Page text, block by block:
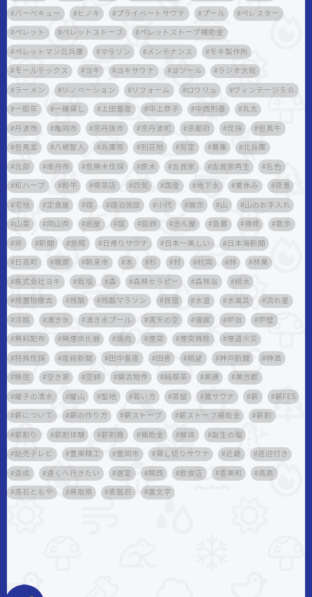
バーベキュー ヒノキ プライベートサウナ プール ペレスター
ペレット ペレットストーブ ペレットストーブ補助金
ペレットマン北兵庫 マラソン メンテナンス モキ製作所
モールテックス ヨキ ヨキサウナ ヨツール ラジオ大阪
ラーメン リノベーション リフォーム ロウリュ ヴィンテージ５０
一周年 一棟貸し 上田畜産 中上恭子 中西則善 丸太
丹波市 亀岡市 京丹後市 京丹波町 京都府 伐採 但馬牛
但馬玄 八嶋智人 兵庫県 別荘地 剪定 募集 北兵庫
北部 南丹市 危険木伐採 原木 古民家 古民家再生 名色
和ハーブ 和牛 喫茶店 四気 国産 地下水 夏休み 夜景
宅地 定食屋 宿 宿泊施設 小代 展示 山 山のお手入れ
山菜 岡山県 岩屋 庭 庭師 志ん屋 急募 掃除 散歩
斧 新聞 旅館 日帰りサウナ 日本一美しい 日本海新聞
日高町 暖房 朝来市 木 杉 村 村岡 林 林業
株式会社ヨキ 栽培 森 森林セラピー 森林浴 榾木
残置物撤去 残酷 残酷マラソン 民宿 水温 水風呂 流れ星
淡路 湧き水 湧き水プール 満天の空 漫画 炉台 炉壁
無料配布 無煙炭化器 焼肉 煙突 煙突掃除 煙道火災
特殊伐採 産経新聞 田中畜産 田舎 眺望 神戸新聞 神酒
移住 空き家 空師 築古物件 純喫茶 美建 美方郡
耀子の清水 耀山 聖地 若い方 蒸留 蔵サウナ 薪 薪FES
薪について 薪の作り方 薪ストーブ 薪ストーブ補助金 薪割
薪割り 薪割体験 薪割機 補助金 解体 誕生の塩
読売テレビ 豊実精工 豊岡市 貸し切りサウナ 近畿 送迎付き
造成 遠くへ行きたい 選定 関西 飲食店 香美町 高原
高石ともや 鳥取県 麦飯石 黒文字